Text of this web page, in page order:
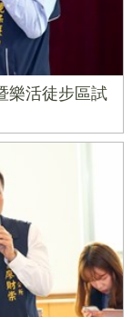
樂活徒步區試